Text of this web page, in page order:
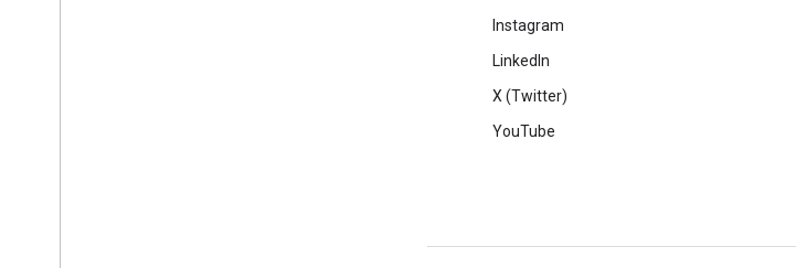
Instagram
LinkedIn
X (Twitter)
YouTube